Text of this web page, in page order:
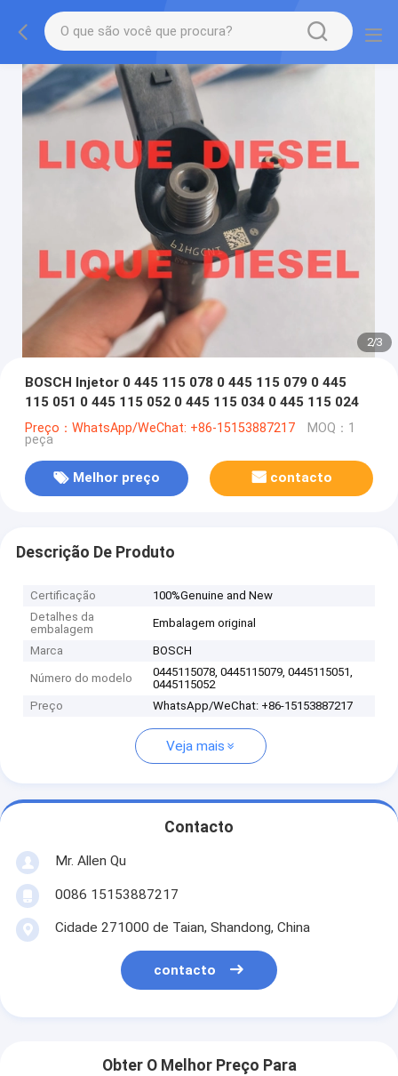
2/3
BOSCH Injetor 0 445 115 078 0 445 115 079 0 445
115 051 0 445 115 052 0 445 115 034 0 445 115 024
Preço：WhatsApp/WeChat: +86-15153887217 MOQ：1
peça
Melhor preço contacto
Descrição De Produto
Certificação
100%Genuine and New
Detalhes da
embalagem
Embalagem original
Marca BOSCH
Número do modelo
0445115078, 0445115079, 0445115051,
0445115052
Preço
WhatsApp/WeChat: +86-15153887217
Veja mais
Contacto
Mr. Allen Qu
0086 15153887217
Cidade 271000 de Taian, Shandong, China
contacto
Obter O Melhor Preço Para